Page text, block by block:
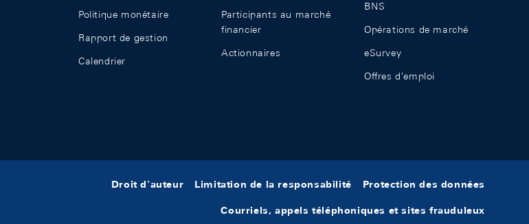
Politique monétaire
Rapport de gestion
Calendrier
Participants au marché
financier
Actionnaires
BNS
Opérations de marché
eSurvey
Offres d'emploi
Droit d'auteur Limitation de la responsabilité Protection des données
Courriels, appels téléphoniques et sites frauduleux